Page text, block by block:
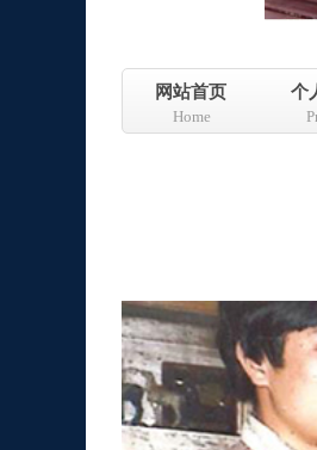
网站首页 个
Home